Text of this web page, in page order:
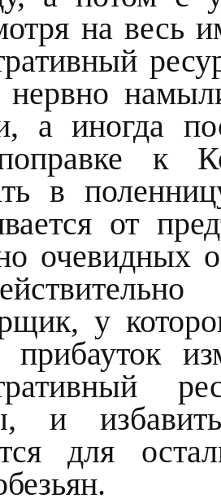
на весь
нервно
а иногда
к
в
от
очевидных
у
и
для